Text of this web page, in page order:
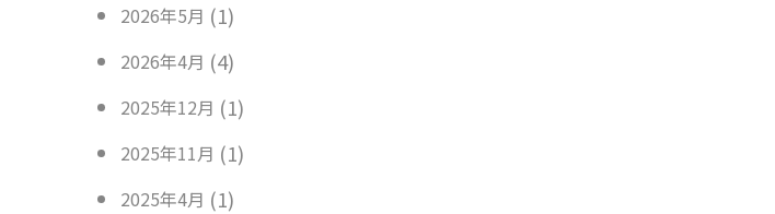
2026年5月 (1)
2026年4月 (4)
2025年12月 (1)
2025年11月 (1)
2025年4月 (1)